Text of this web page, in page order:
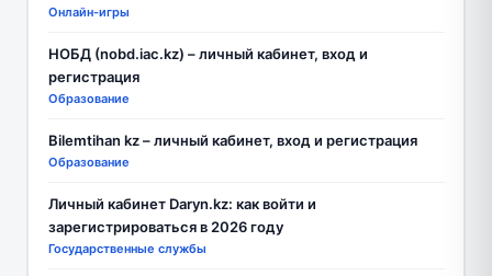
Онлайн-игры
НОБД (nobd.iac.kz) – личный кабинет, вход и
регистрация
Образование
Bilemtihan kz – личный кабинет, вход и регистрация
Образование
Личный кабинет Daryn.kz: как войти и
зарегистрироваться в 2026 году
Государственные службы